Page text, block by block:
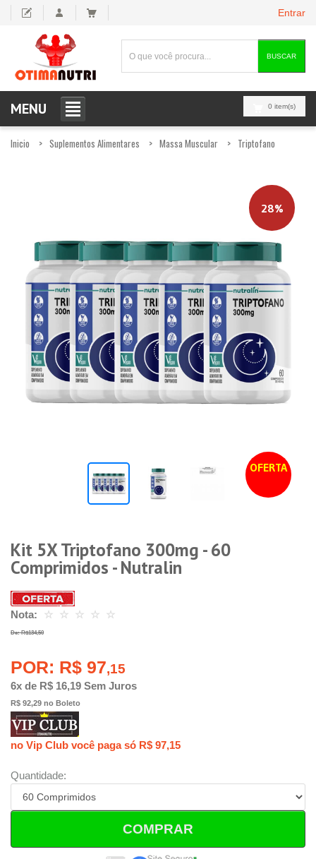
Entrar
BUSCAR
0 item(s)
MENU
Inicio Suplementos Alimentares Massa Muscular Triptofano
28%
OFERTA
Kit 5X Triptofano 300mg - 60
Comprimidos - Nutralin
Nota: ☆ ☆ ☆ ☆ ☆
De: R$134,50
POR: R$ 97,15
6x de R$ 16,19 Sem Juros
R$ 92,29 no Boleto
no Vip Club você paga só R$ 97,15
Quantidade:
COMPRAR